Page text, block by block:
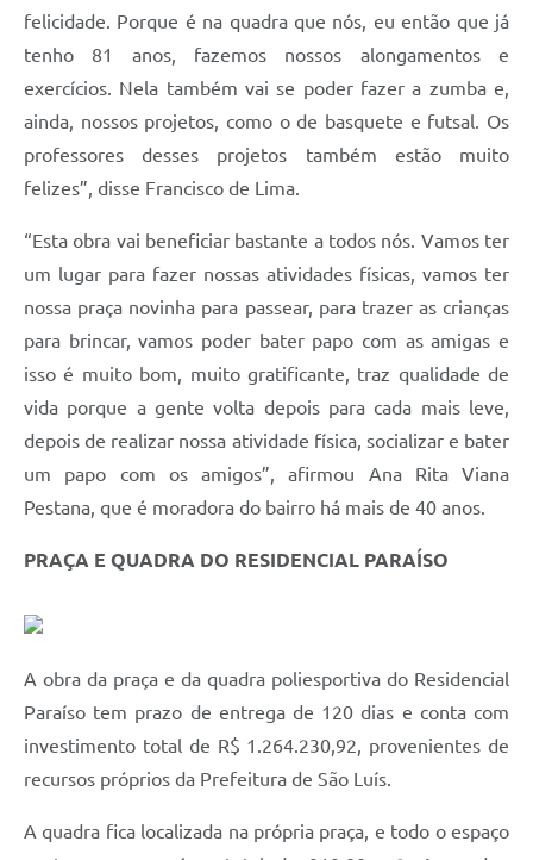
felicidade. Porque é na quadra que nós, eu então que já
tenho 81 anos, fazemos nossos alongamentos e
exercícios. Nela também vai se poder fazer a zumba e,
ainda, nossos projetos, como o de basquete e futsal. Os
professores desses projetos também estão muito
felizes”, disse Francisco de Lima.
“Esta obra vai beneficiar bastante a todos nós. Vamos ter
um lugar para fazer nossas atividades físicas, vamos ter
nossa praça novinha para passear, para trazer as crianças
para brincar, vamos poder bater papo com as amigas e
isso é muito bom, muito gratificante, traz qualidade de
vida porque a gente volta depois para cada mais leve,
depois de realizar nossa atividade física, socializar e bater
um papo com os amigos”, afirmou Ana Rita Viana
Pestana, que é moradora do bairro há mais de 40 anos.
PRAÇA E QUADRA DO RESIDENCIAL PARAÍSO
A obra da praça e da quadra poliesportiva do Residencial
Paraíso tem prazo de entrega de 120 dias e conta com
investimento total de R$ 1.264.230,92, provenientes de
recursos próprios da Prefeitura de São Luís.
A quadra fica localizada na própria praça, e todo o espaço